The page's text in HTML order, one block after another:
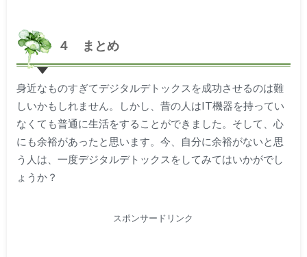
４ まとめ
身近なものすぎてデジタルデトックスを成功させるのは難
しいかもしれません。しかし、昔の人はIT機器を持ってい
なくても普通に生活をすることができました。そして、心
にも余裕があったと思います。今、自分に余裕がないと思
う人は、一度デジタルデトックスをしてみてはいかがでし
ょうか？
スポンサードリンク